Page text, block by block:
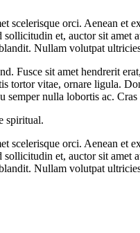
scelerisque orci. Aenean et
et, auctor sit amet
Nullam volutpat
Fusce sit amet hendrerit
tortor vitae, ornare ligula.
semper nulla lobortis ac.
spiritual.
scelerisque orci. Aenean et
et, auctor sit amet
Nullam volutpat